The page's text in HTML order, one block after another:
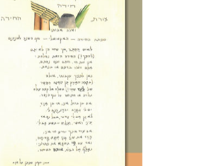
תמר ס' הס
הנחת אתר ספר מודפס